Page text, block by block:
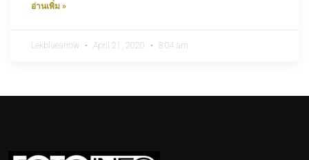
อ่านเพิ่ม »
Lekbluearrow April 21, 2020 8:04 am